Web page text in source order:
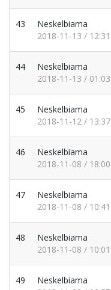
43
Neskelbiama
2018-11-13 / 12:31
44
Neskelbiama
2018-11-13 / 01:03
45
Neskelbiama
2018-11-12 / 13:37
46
Neskelbiama
2018-11-08 / 18:00
47
Neskelbiama
2018-11-08 / 10:41
48
Neskelbiama
2018-11-08 / 10:01
49
Neskelbiama